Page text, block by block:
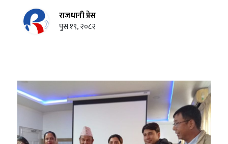
राजधानी प्रेस
पुस १९, २०८२